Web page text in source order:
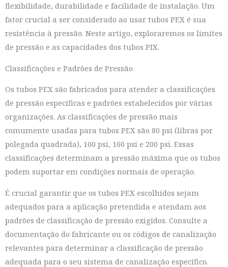
flexibilidade, durabilidade e facilidade de instalação. Um
fator crucial a ser considerado ao usar tubos PEX é sua
resistência à pressão. Neste artigo, exploraremos os limites
de pressão e as capacidades dos tubos PIX.
Classificações e Padrões de Pressão
Os tubos PEX são fabricados para atender a classificações
de pressão específicas e padrões estabelecidos por várias
organizações. As classificações de pressão mais
comumente usadas para tubos PEX são 80 psi (libras por
polegada quadrada), 100 psi, 160 psi e 200 psi. Essas
classificações determinam a pressão máxima que os tubos
podem suportar em condições normais de operação.
É crucial garantir que os tubos PEX escolhidos sejam
adequados para a aplicação pretendida e atendam aos
padrões de classificação de pressão exigidos. Consulte a
documentação do fabricante ou os códigos de canalização
relevantes para determinar a classificação de pressão
adequada para o seu sistema de canalização específico.